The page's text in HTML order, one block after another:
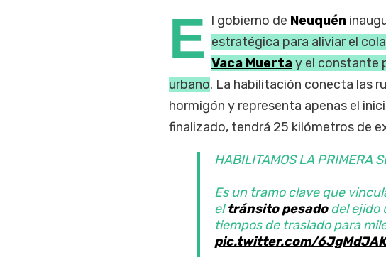
E l gobierno de Neuquén
estratégica para aliviar el
Vaca Muertay el constante
urbano. La habilitación conecta las
hormigón y representa apenas el
finalizado, tendrá 25 kilómetros de
HABILITAMOS LA PRIMERA
Es un tramo clave que
eltránsito pesadodel ejido
tiempos de traslado para
pic.twitter.com/